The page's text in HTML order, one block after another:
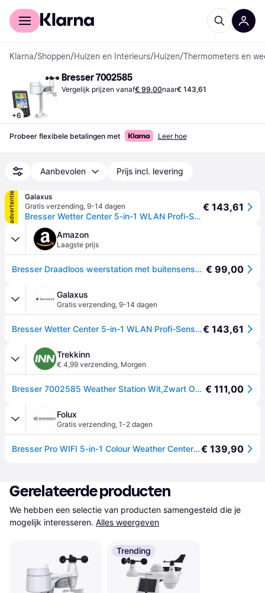
Voor shoppers
Klarna/Shoppen/Huizen en Interieurs/Huizen/Thermometers en
+6
Bresser 7002585
Vergelijk prijzen vanaf€ 99,00naar€ 143,61
Probeer flexibele betalingen met Leer hoe
Aanbevolen Prijs incl. levering
advertentie
Galaxus
Gratis verzending, 9-14 dagen
Bresser Wetter Center 5-in-1 WLAN Profi-Sensor V, Weerstation, Wit, Zwart
€ 143,61
Amazon
Laagste prijs
Bresser Draadloos weerstation met buitensensor, wifi, 5-in-1 met buitensensor voor temperatuur, luchtvochtigheid, luchtdruk, windmeter en regenmeter, zwart € 99,00
Galaxus
Gratis verzending, 9-14 dagen
Bresser Wetter Center 5-in-1 WLAN Profi-Sensor V, Weerstation, Wit, Zwart€ 143,61
Trekkinn
€ 4,99 verzending, Morgen
Bresser 7002585 Weather Station Wit,Zwart One Size / EU Plug 220V € 111,00
Folux
Gratis verzending, 1-2 dagen
Bresser Pro WIFI 5-in-1 Colour Weather Center V€ 139,90
Gerelateerde producten
We hebben een selectie van producten samengesteld die je
mogelijk interesseren. Alles weergeven
Trending